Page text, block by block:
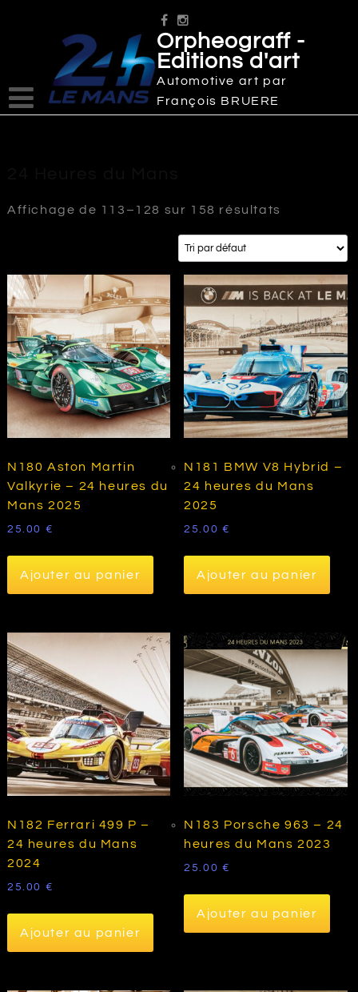
Orpheograff -
Editions d'art
Automotive art par
François BRUERE
Affichage de 113–128 sur 158 résultats
N180 Aston Martin
Valkyrie – 24 heures du
Mans 2025
25.00 €
Ajouter au panier
N181 BMW V8 Hybrid –
24 heures du Mans
2025
25.00 €
Ajouter au panier
N182 Ferrari 499 P –
24 heures du Mans
2024
25.00 €
Ajouter au panier
N183 Porsche 963 – 24
heures du Mans 2023
25.00 €
Ajouter au panier